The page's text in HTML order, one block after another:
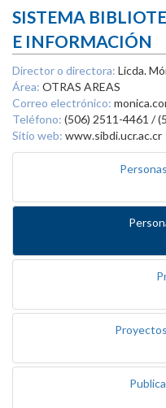
SISTEMA
E INFORMACIÓN
Director o directora: Licda.
Área: OTRAS AREAS
Correo electrónico:
Teléfono: (506) 2511-4461 /
Sitio web: www.sibdi.ucr.ac.cr